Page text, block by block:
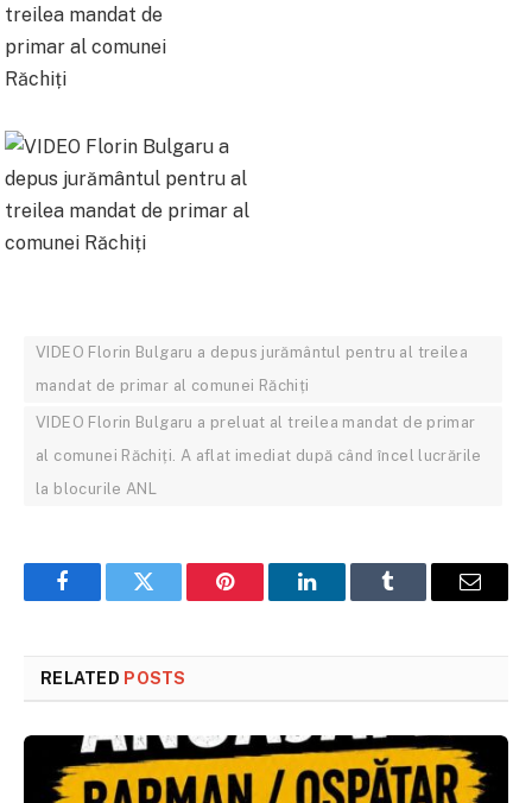
VIDEO Florin Bulgaru a depus jurământul pentru al treilea
mandat de primar al comunei Răchiți
VIDEO Florin Bulgaru a preluat al treilea mandat de primar
al comunei Răchiți. A aflat imediat după când încel lucrările
la blocurile ANL
FacebookTwitter Pinterest LinkedInTumblr Email
RELATED POSTS